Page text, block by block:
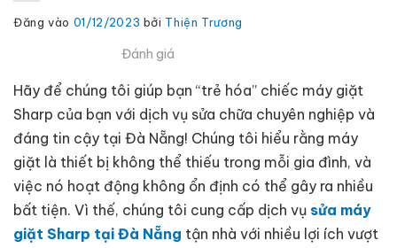
Đăng vào 01/12/2023 bởi Thiện Trương
Đánh giá
Hãy để chúng tôi giúp bạn “trẻ hóa” chiếc máy giặt
Sharp của bạn với dịch vụ sửa chữa chuyên nghiệp và
đáng tin cậy tại Đà Nẵng! Chúng tôi hiểu rằng máy
giặt là thiết bị không thể thiếu trong mỗi gia đình, và
việc nó hoạt động không ổn định có thể gây ra nhiều
bất tiện. Vì thế, chúng tôi cung cấp dịch vụ sửa máy
giặt Sharp tại Đà Nẵng tận nhà với nhiều lợi ích vượt